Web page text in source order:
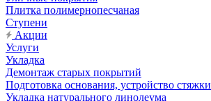
Плитка полимернопесчаная
Ступени
Акции
Услуги
Укладка
Демонтаж старых покрытий
Подготовка основания, устройство стяжки
Укладка натурального линолеума